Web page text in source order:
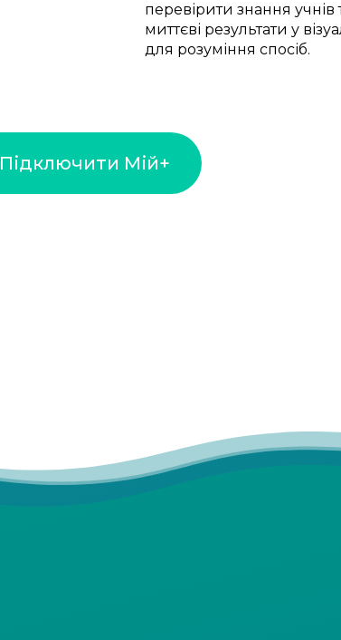
перевірити знання учнів
миттєві результати у
для розуміння спосіб.
Підключити Мій+